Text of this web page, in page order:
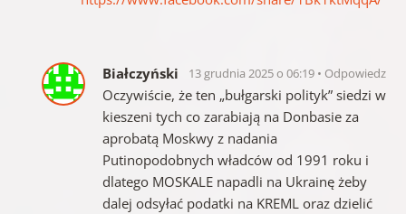
Białczyński 13 grudnia 2025 o 06:19 Odpowiedz
Oczywiście, że ten „bułgarski polityk” siedzi w
kieszeni tych co zarabiają na Donbasie za
aprobatą Moskwy z nadania
Putinopodobnych władców od 1991 roku i
dlatego MOSKALE napadli na Ukrainę żeby
dalej odsyłać podatki na KREML oraz dzielić